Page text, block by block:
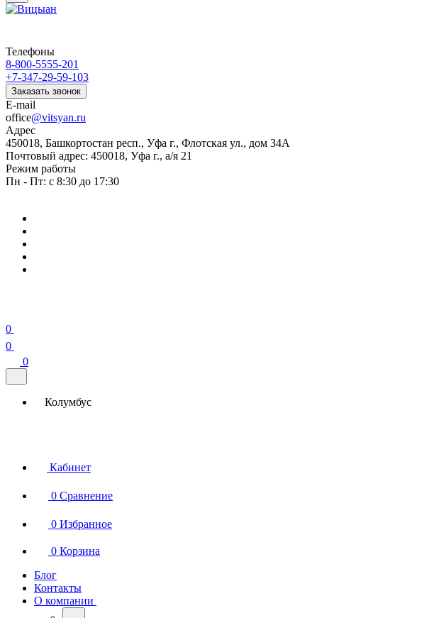
Телефоны
8-800-5555-201
+7-347-29-59-103
Заказать звонок
E-mail
office@vitsyan.ru
Адрес
450018, Башкортостан респ., Уфа г., Флотская ул., дом 34А
Почтовый адрес: 450018, Уфа г., а/я 21
Режим работы
Пн - Пт: с 8:30 до 17:30
0
0
0
Колумбус
Кабинет
0 Сравнение
0 Избранное
0 Корзина
Блог
Контакты
О компании